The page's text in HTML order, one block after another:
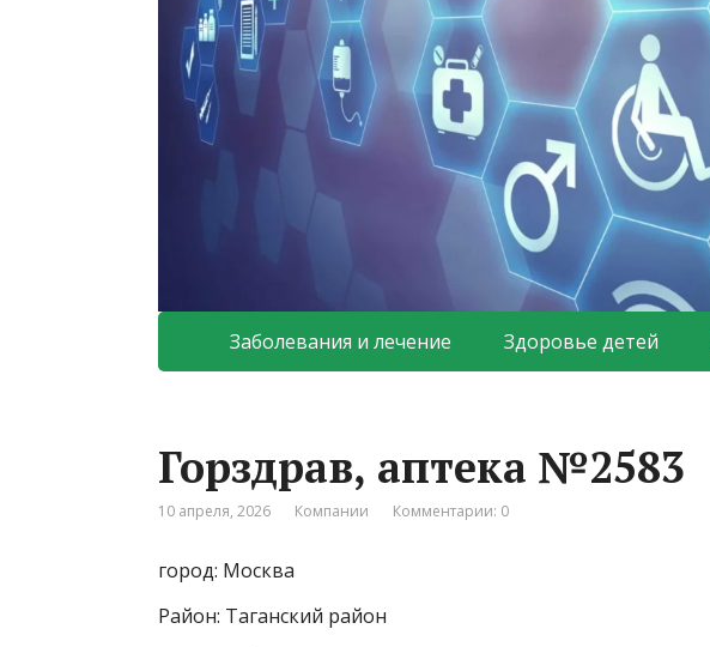
Заболевания и лечение Здоровье детей
Горздрав, аптека №2583
10 апреля, 2026 Компании Комментарии: 0
город: Москва
Район: Таганский район